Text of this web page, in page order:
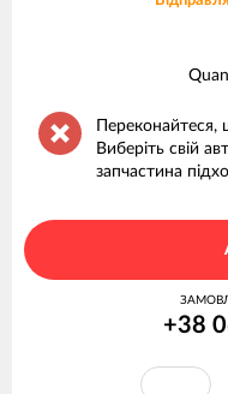
Переконайтеся,
Виберіть свій
запчастина
+38